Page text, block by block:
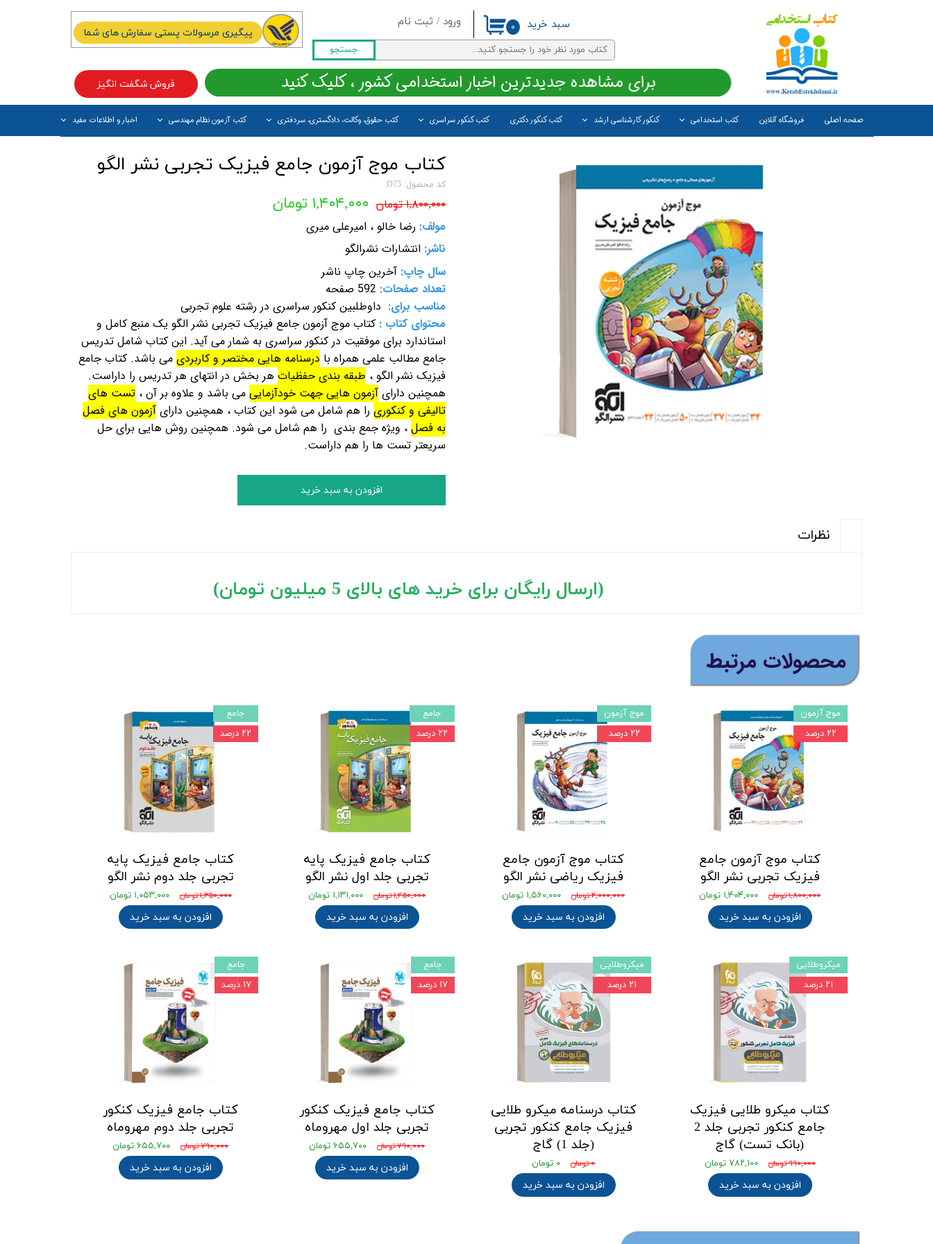
ورود / ثبت نام
حساب کاربری من
تغییر گذر واژه
سفارشات
خروج از حساب کاربری
جستجو
صفحه اصلی فروشگاه آنلاین کتب استخدامی کنکور کارشناسی ارشد کتب کنکور دکتری کتب کنکور سراسری کتب حقوق، وکالت، دادگستری، سردفتری کتب آزمون نظام مهندسی اخبار و اطلاعات مفید
۰ سبد خرید
فروش شگفت انگیز برای مشاهده جدیدترین اخبار استخدامی کشور ، کلیک کنید
پیگیری مرسولات پستی سفارش های شما
کتاب موج آزمون جامع فیزیک تجربی نشر الگو
کد محصول: D75
۱,۸۰۰,۰۰۰ تومان ۱,۴۰۴,۰۰۰ تومان
مولف: رضا خالو ، امیرعلی میری
ناشر: انتشارات نشرالگو
سال چاپ: آخرین چاپ ناشر
تعداد صفحات:
مناسب برای: داوطلبین کنکور سراسری در رشته علوم تجربی
محتوای کتاب : کتاب موج آزمون جامع فیزیک تجربی نشر الگو یک منبع کامل و
استاندارد برای موفقیت در کنکور سراسری به شمار می آید. این کتاب شامل تدریس
جامع مطالب علمی همراه با درسنامه هایی مختصر و کاربردی می باشد. کتاب جامع
فیزیک نشر الگو ، طبقه بندی حفظیات هر بخش در انتهای هر تدریس را داراست.
همچنین دارای آزمون هایی جهت خودآزمایی می باشد و علاوه بر آن ، تست های
تالیفی و کنکوری را هم شامل می شود این کتاب ، همچنین دارای آزمون های فصل
به فصل ، ویژه جمع بندی را هم شامل می شود. همچنین روش هایی برای حل
سریعتر تست ها را هم داراست.
افزودن به سبد خرید
نظرات
(ارسال رایگان برای خرید های بالای 5 میلیون تومان)
​محصولات مرتبط
کتاب موج آزمون جامع
فیزیک تجربی نشر الگو
۱,۸۰۰,۰۰۰ تومان ۱,۴۰۴,۰۰۰ تومان
افزودن به سبد خرید
موج آزمون
۲۲ درصد
کتاب موج آزمون جامع
فیزیک ریاضی نشر الگو
۲,۰۰۰,۰۰۰ تومان ۱,۵۶۰,۰۰۰ تومان
افزودن به سبد خرید
موج آزمون
۲۲ درصد
کتاب جامع فیزیک پایه
تجربی جلد اول نشر الگو
۱,۴۵۰,۰۰۰ تومان ۱,۱۳۱,۰۰۰ تومان
افزودن به سبد خرید
جامع
۲۲ درصد
کتاب جامع فیزیک پایه
تجربی جلد دوم نشر الگو
۱,۳۵۰,۰۰۰ تومان ۱,۰۵۳,۰۰۰ تومان
افزودن به سبد خرید
جامع
۲۲ درصد
کتاب میکرو طلایی فیزیک
جامع کنکور تجربی جلد 2
(بانک تست) گاج
۹۹۰,۰۰۰ تومان ۷۸۲,۱۰۰ تومان
افزودن به سبد خرید
میکروطلایی
۲۱ درصد
کتاب درسنامه میکرو طلایی
فیزیک جامع کنکور تجربی
(جلد 1) گاج
۰ تومان ۰ تومان
افزودن به سبد خرید
میکروطلایی
۲۱ درصد
کتاب جامع فیزیک کنکور
تجربی جلد اول مهروماه
۷۹۰,۰۰۰ تومان ۶۵۵,۷۰۰ تومان
افزودن به سبد خرید
جامع
۱۷ درصد
کتاب جامع فیزیک کنکور
تجربی جلد دوم مهروماه
۷۹۰,۰۰۰ تومان ۶۵۵,۷۰۰ تومان
افزودن به سبد خرید
جامع
۱۷ درصد